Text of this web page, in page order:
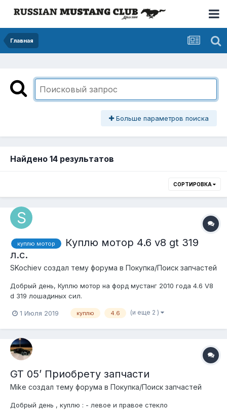
Главная
Больше параметров поиска
Найдено 14 результатов
СОРТИРОВКА
куплю мотор
Куплю мотор 4.6 v8 gt 319
л.с.
SKochiev создал тему форума в Покупка/Поиск запчастей
Добрый день, Куплю мотор на форд мустанг 2010 года 4.6 V8
d 319 лошадиных сил.
1 Июля 2019 куплю 4.6 (и еще 2 )
GT 05’ Приобрету запчасти
Mike создал тему форума в Покупка/Поиск запчастей
Добрый день , куплю : - левое и правое стекло